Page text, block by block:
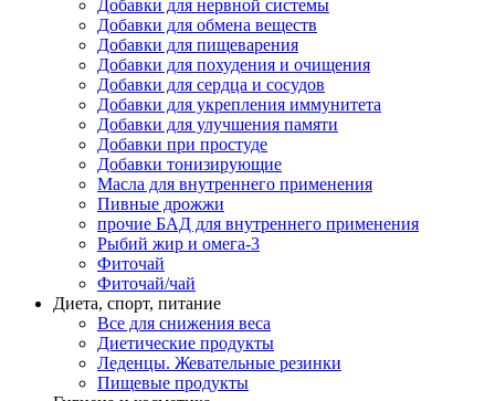
Добавки для нервной системы
Добавки для обмена веществ
Добавки для пищеварения
Добавки для похудения и очищения
Добавки для сердца и сосудов
Добавки для укрепления иммунитета
Добавки для улучшения памяти
Добавки при простуде
Добавки тонизирующие
Масла для внутреннего применения
Пивные дрожжи
прочие БАД для внутреннего применения
Рыбий жир и омега-3
Фиточай
Фиточай/чай
Диета, спорт, питание
Все для снижения веса
Диетические продукты
Леденцы. Жевательные резинки
Пищевые продукты